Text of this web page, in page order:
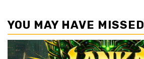
YOU MAY HAVE MISSED